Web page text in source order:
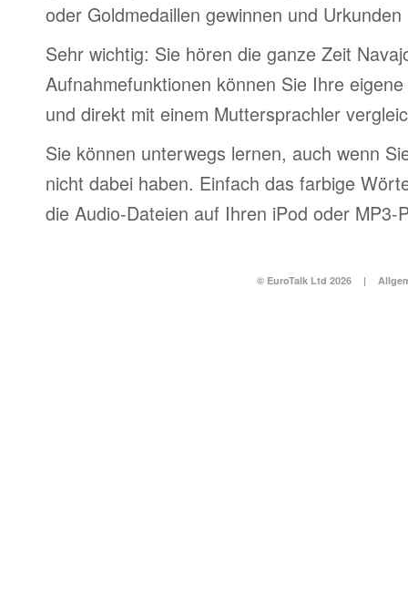
oder Goldmedaillen gewinnen und
Sehr wichtig: Sie hören die ganze Zeit
Aufnahmefunktionen können Sie Ihre
und direkt mit einem Muttersprachler
Sie können unterwegs lernen, auch wenn
nicht dabei haben. Einfach das farbige
die Audio-Dateien auf Ihren iPod oder MP3-
© EuroTalk Ltd 2026 |